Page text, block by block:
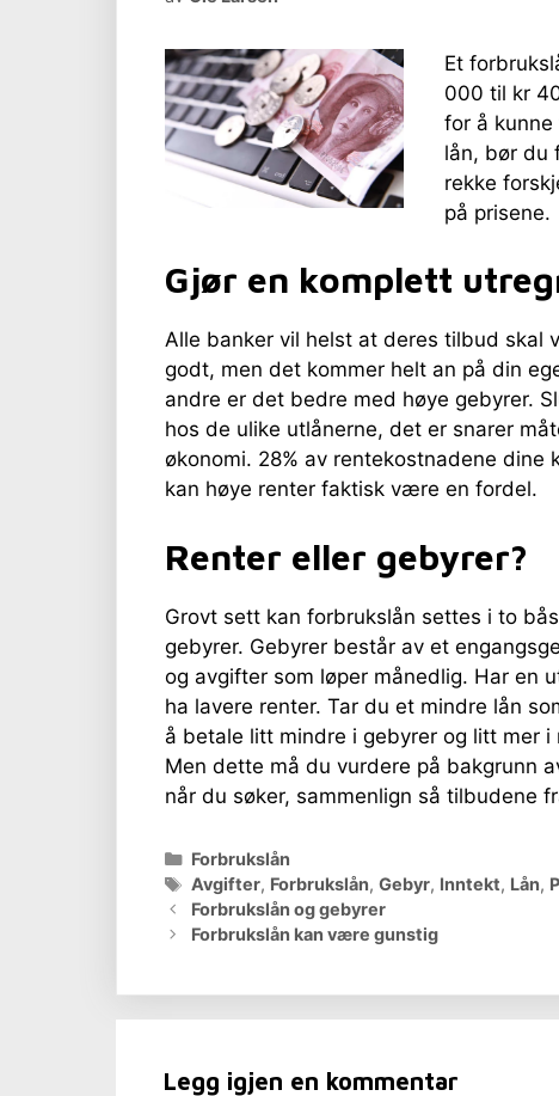
Et
000 til kr
for å
lån, bør du
rekke
på prisene.
Gjør en komplett
Alle banker vil helst at deres tilbud
godt, men det kommer helt an på din
andre er det bedre med høye gebyrer.
hos de ulike utlånerne, det er snarer
økonomi. 28% av rentekostnadene dine
kan høye renter faktisk være en fordel.
Renter eller gebyrer?
Grovt sett kan forbrukslån settes i to
gebyrer. Gebyrer består av et
og avgifter som løper månedlig. Har en
ha lavere renter. Tar du et mindre lån
å betale litt mindre i gebyrer og litt mer
Men dette må du vurdere på bakgrunn
når du søker, sammenlign så tilbudene
Kategorier
Forbrukslån
Stikkord
Avgifter, Forbrukslån, Gebyr, Inntekt, Lån,
Forbrukslån og gebyrer
Forbrukslån kan være gunstig
Legg igjen en kommentar